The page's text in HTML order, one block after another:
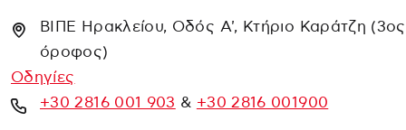
ΒΙΠΕ Ηρακλείου, Οδός Α', Κτήριο Καράτζη (3ος
όροφος)
Οδηγίες
+30 2816 001 903 & +30 2816 001900